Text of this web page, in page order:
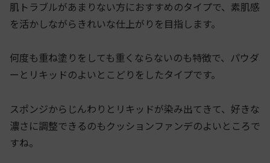
肌トラブルがあまりない方におすすめのタイプで、素肌感
を活かしながらきれいな仕上がりを目指します。
何度も重ね塗りをしても重くならないのも特徴で、パウダ
ーとリキッドのよいとこどりをしたタイプです。
スポンジからじんわりとリキッドが染み出てきて、好きな
濃さに調整できるのもクッションファンデのよいところで
すね。